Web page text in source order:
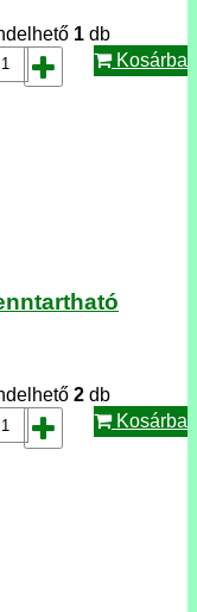
1 db
Kosárba
2 db
Kosárba